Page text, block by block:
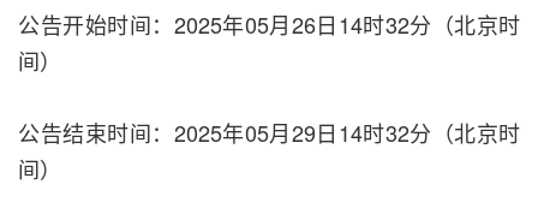
公告开始时间：2025年05月26日14时32分（北京时
间）
公告结束时间：2025年05月29日14时32分（北京时
间）